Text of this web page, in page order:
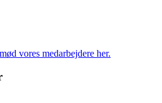
vores medarbejdere her.